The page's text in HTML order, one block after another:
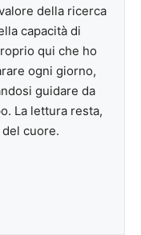
della ricerca
capacità di
qui che ho
ogni giorno,
guidare da
La lettura resta,
cuore.